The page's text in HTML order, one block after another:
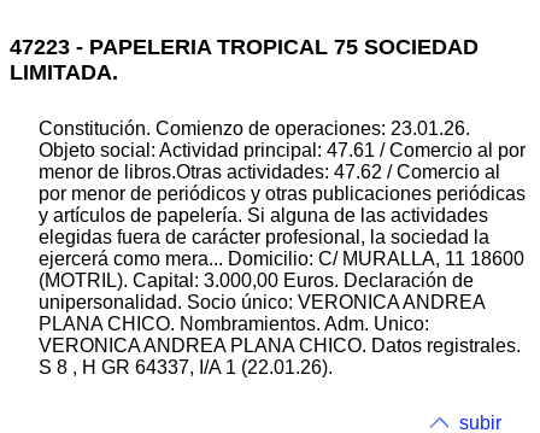
47223 - PAPELERIA TROPICAL 75 SOCIEDAD
LIMITADA.
Constitución. Comienzo de operaciones: 23.01.26.
Objeto social: Actividad principal: 47.61 / Comercio al por
menor de libros.Otras actividades: 47.62 / Comercio al
por menor de periódicos y otras publicaciones periódicas
y artículos de papelería. Si alguna de las actividades
elegidas fuera de carácter profesional, la sociedad la
ejercerá como mera... Domicilio: C/ MURALLA, 11 18600
(MOTRIL). Capital: 3.000,00 Euros. Declaración de
unipersonalidad. Socio único: VERONICA ANDREA
PLANA CHICO. Nombramientos. Adm. Unico:
VERONICA ANDREA PLANA CHICO. Datos registrales.
S 8 , H GR 64337, I/A 1 (22.01.26).
subir